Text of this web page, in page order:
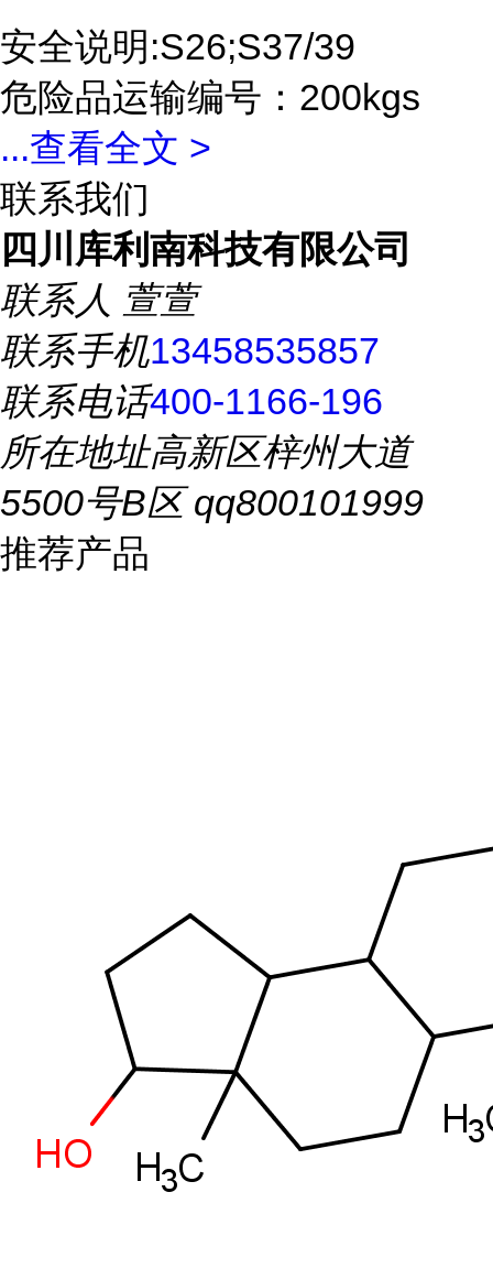
安全说明:S26;S37/39
危险品运输编号：200kgs
...查看全文 >
联系我们
四川库利南科技有限公司
联系人 萱萱
联系手机13458535857
联系电话400-1166-196
所在地址高新区梓州大道
5500号B区 qq800101999
推荐产品